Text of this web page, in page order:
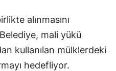
alınmasını
mali yükü
kullanılan mülklerdeki
hedefliyor.